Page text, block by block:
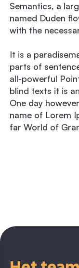
Semantics, a
named Duden
with the
It is a
parts of
all-powerful
blind texts it is
One day
name of Lorem
far World of